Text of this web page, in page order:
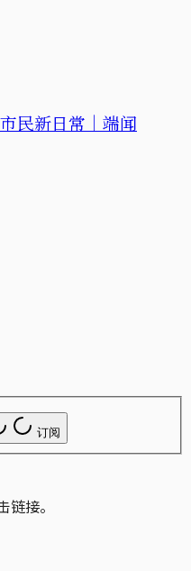
民新日常｜端闻
订阅
接。